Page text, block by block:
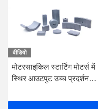
वीडियो
मोटरसाइकिल स्टार्टिंग मोटर्स में
स्थिर आउटपुट उच्च प्रदर्शन